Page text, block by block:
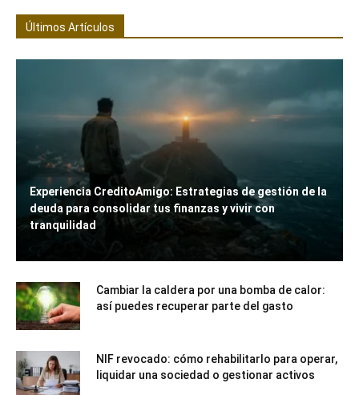
Últimos Artículos
Experiencia CreditoAmigo: Estrategias de gestión de la
deuda para consolidar tus finanzas y vivir con
tranquilidad
Cambiar la caldera por una bomba de calor:
así puedes recuperar parte del gasto
NIF revocado: cómo rehabilitarlo para operar,
liquidar una sociedad o gestionar activos